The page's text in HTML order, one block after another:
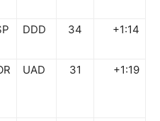
DDD 34 +1:14
UAD 31 +1:19